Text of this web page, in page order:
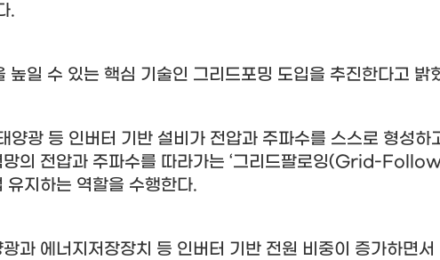
.
높일 수 있는 핵심 기술인 그리드포밍 도입을 추진한다고 밝
양광 등 인버터 기반 설비가 전압과 주파수를 스스로 형성하
의 전압과 주파수를 따라가는 ‘그리드팔로잉(Grid-
유지하는 역할을 수행한다.
과 에너지저장장치 등 인버터 기반 전원 비중이 증가하면서